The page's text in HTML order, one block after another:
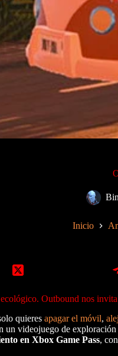
Inicio
Outbound nos
quieres apagar el móvil,
un videojuego de
en Xbox Game Pass,